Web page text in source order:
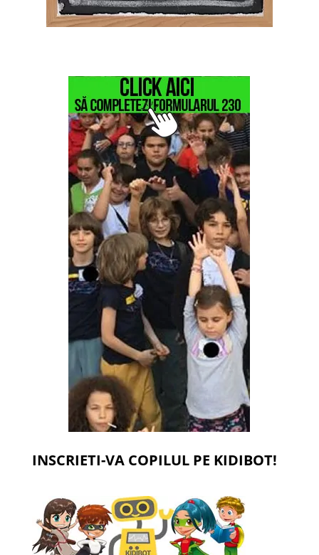
INSCRIETI-VA COPILUL PE KIDIBOT!